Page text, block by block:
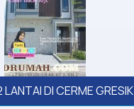
LANTAI DI CERME GRESIK